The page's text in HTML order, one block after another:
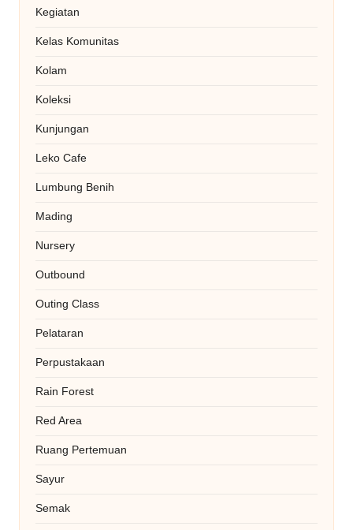
Kegiatan
Kelas Komunitas
Kolam
Koleksi
Kunjungan
Leko Cafe
Lumbung Benih
Mading
Nursery
Outbound
Outing Class
Pelataran
Perpustakaan
Rain Forest
Red Area
Ruang Pertemuan
Sayur
Semak